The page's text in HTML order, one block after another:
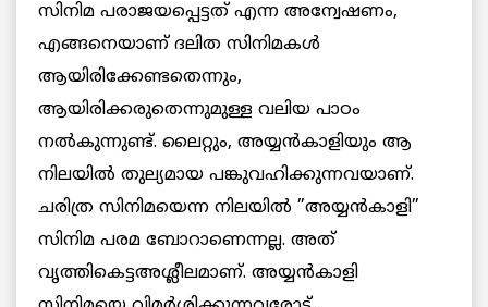
സിനിമ പരാജയപ്പെട്ടത് എന്ന അന്വേഷണം,
എങ്ങനെയാണ് ദലിത സിനിമകള്‍
ആയിരിക്കേണ്ടതെന്നും,
ആയിരിക്കരുതെന്നുമുള്ള വലിയ പാഠം
നല്‍കുന്നുണ്ട്. ലൈറ്റും, അയ്യന്‍കാളിയും ആ
നിലയില്‍ തുല്യമായ പങ്കുവഹിക്കുന്നവയാണ്.
ചരിത്ര സിനിമയെന്ന നിലയില്‍ ”അയ്യന്‍കാളി”
സിനിമ പരമ ബോറാണെന്നല്ല. അത്
വൃത്തികെട്ടഅശ്ലീലമാണ്. അയ്യന്‍കാളി